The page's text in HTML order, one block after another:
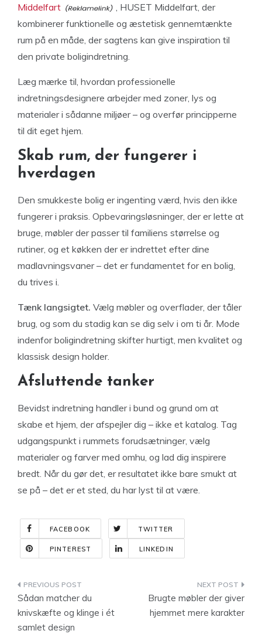
Middelfart
, HUSET Middelfart, der
kombinerer funktionelle og æstetisk gennemtænkte
rum på en måde, der sagtens kan give inspiration til
den private boligindretning.
Læg mærke til, hvordan professionelle
indretningsdesignere arbejder med zoner, lys og
materialer i sådanne miljøer – og overfør principperne
til dit eget hjem.
Skab rum, der fungerer i
hverdagen
Den smukkeste bolig er ingenting værd, hvis den ikke
fungerer i praksis. Opbevaringsløsninger, der er lette at
bruge, møbler der passer til familiens størrelse og
rutiner, og et køkken der er indrettet efter dine
madlavningsvaner – det er fundamentet for en bolig,
du trives i.
Tænk langsigtet. Vælg møbler og overflader, der tåler
brug, og som du stadig kan se dig selv i om ti år. Mode
indenfor boligindretning skifter hurtigt, men kvalitet og
klassisk design holder.
Afsluttende tanker
Bevidst indretning handler i bund og grund om at
skabe et hjem, der afspejler dig – ikke et katalog. Tag
udgangspunkt i rummets forudsætninger, vælg
materialer og farver med omhu, og lad dig inspirere
bredt. Når du gør det, er resultatet ikke bare smukt at
se på – det er et sted, du har lyst til at være.
FACEBOOK TWITTER
PINTEREST LINKEDIN
Indlægsnavigation
Sådan matcher du
knivskæfte og klinge i ét
samlet design
Brugte møbler der giver
hjemmet mere karakter